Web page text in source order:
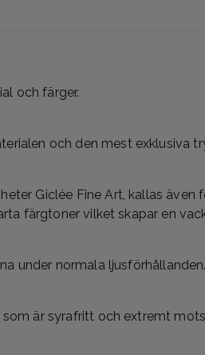
och färger.
och den mest exklusiva
Giclée Fine Art, kallas även
färgtoner vilket skapar en
under normala ljusförhållanden.
är syrafritt och extremt